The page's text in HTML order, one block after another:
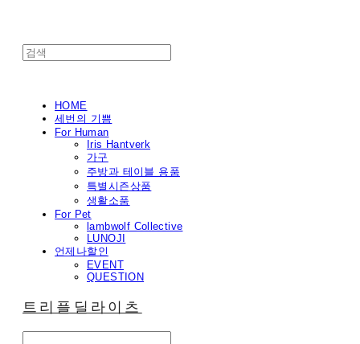
HOME
세번의 기쁨
For Human
Iris Hantverk
가구
주방과 테이블 용품
특별시즌상품
생활소품
For Pet
lambwolf Collective
LUNOJI
언제나할인
EVENT
QUESTION
트리플딜라이츠